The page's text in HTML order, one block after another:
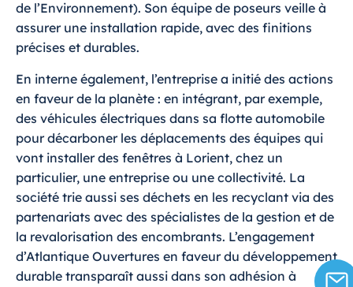
de l’Environnement). Son équipe de poseurs veille à
assurer une installation rapide, avec des finitions
précises et durables.
En interne également, l’entreprise a initié des actions
en faveur de la planète : en intégrant, par exemple,
des véhicules électriques dans sa flotte automobile
pour décarboner les déplacements des équipes qui
vont installer des fenêtres à Lorient, chez un
particulier, une entreprise ou une collectivité. La
société trie aussi ses déchets en les recyclant via des
partenariats avec des spécialistes de la gestion et de
la revalorisation des encombrants. L’engagement
d’Atlantique Ouvertures en faveur du développement
durable transparaît aussi dans son adhésion à